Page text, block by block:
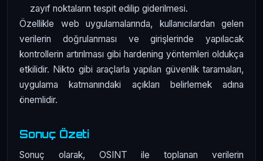
zayıf noktaların tespit edilip giderilmesi.
Özellikle web uygulamalarında, kullanıcılardan gelen
verilerin doğrulanması ve girişlerinde yapılacak
kontrollerin artırılması gibi hardening yöntemleri oldukça
etkilidir. Nikto gibi araçlarla yapılan güvenlik taramaları,
uygulama katmanındaki açıkları belirlemek adına
önemlidir.
Sonuç Özeti
Sonuç olarak, OSINT ile toplanan verilerin